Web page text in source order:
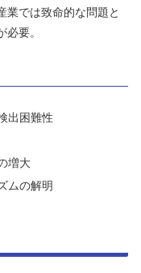
業では致命的な問題と
要。
出困難性
増大
ムの解明